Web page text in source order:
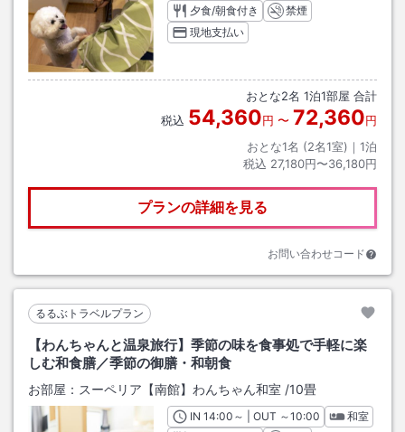
夕食/朝食付き
禁煙
現地支払い
おとな2名 1泊1部屋 合計
税込 54,360円 〜 72,360円
おとな1名 (2名1室)｜ 1泊
税込 27,180円〜36,180円
プランの詳細を見る
お問い合わせコード
るるぶトラベルプラン
【わんちゃんと温泉旅行】季節の味を食事処で手軽に楽
しむ和食膳／季節の御膳・和朝食
お部屋： スーペリア【南館】わんちゃん和室 /10畳
INチェックイン
14:00 ～ | OUT チェックアウト
～10:00
和室